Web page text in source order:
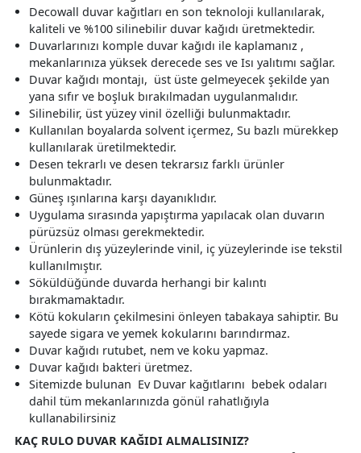
Decowall duvar kağıtları en son teknoloji kullanılarak,
kaliteli ve %100 silinebilir duvar kağıdı üretmektedir.
Duvarlarınızı komple duvar kağıdı ile kaplamanız ,
mekanlarınıza yüksek derecede ses ve Isı yalıtımı sağlar.
Duvar kağıdı montajı, üst üste gelmeyecek şekilde yan
yana sıfır ve boşluk bırakılmadan uygulanmalıdır.
Silinebilir, üst yüzey vinil özelliği bulunmaktadır.
Kullanılan boyalarda solvent içermez, Su bazlı mürekkep
kullanılarak üretilmektedir.
Desen tekrarlı ve desen tekrarsız farklı ürünler
bulunmaktadır.
Güneş ışınlarına karşı dayanıklıdır.
Uygulama sırasında yapıştırma yapılacak olan duvarın
pürüzsüz olması gerekmektedir.
Ürünlerin dış yüzeylerinde vinil, iç yüzeylerinde ise tekstil
kullanılmıştır.
Söküldüğünde duvarda herhangi bir kalıntı
bırakmamaktadır.
Kötü kokuların çekilmesini önleyen tabakaya sahiptir. Bu
sayede sigara ve yemek kokularını barındırmaz.
Duvar kağıdı rutubet, nem ve koku yapmaz.
Duvar kağıdı bakteri üretmez.
Sitemizde bulunan Ev Duvar kağıtlarını bebek odaları
dahil tüm mekanlarınızda gönül rahatlığıyla
kullanabilirsiniz
KAÇ RULO DUVAR KAĞIDI ALMALISINIZ?